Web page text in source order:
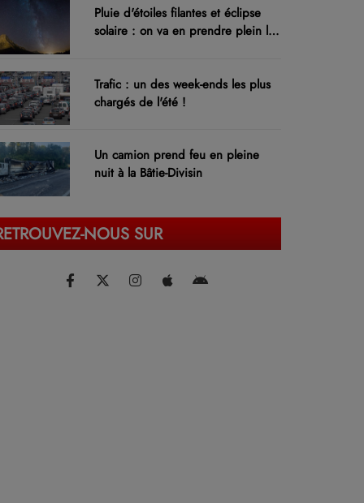
Pluie d'étoiles filantes et éclipse
solaire : on va en prendre plein les
Trafic : un des week-ends les plus
chargés de l'été !
Un camion prend feu en pleine
nuit à la Bâtie-Divisin
NOUS SUR